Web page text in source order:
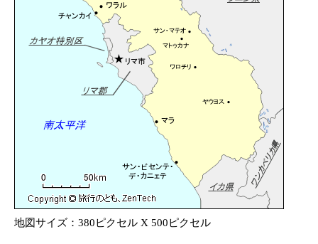
地図サイズ：380ピクセル X 500ピクセル